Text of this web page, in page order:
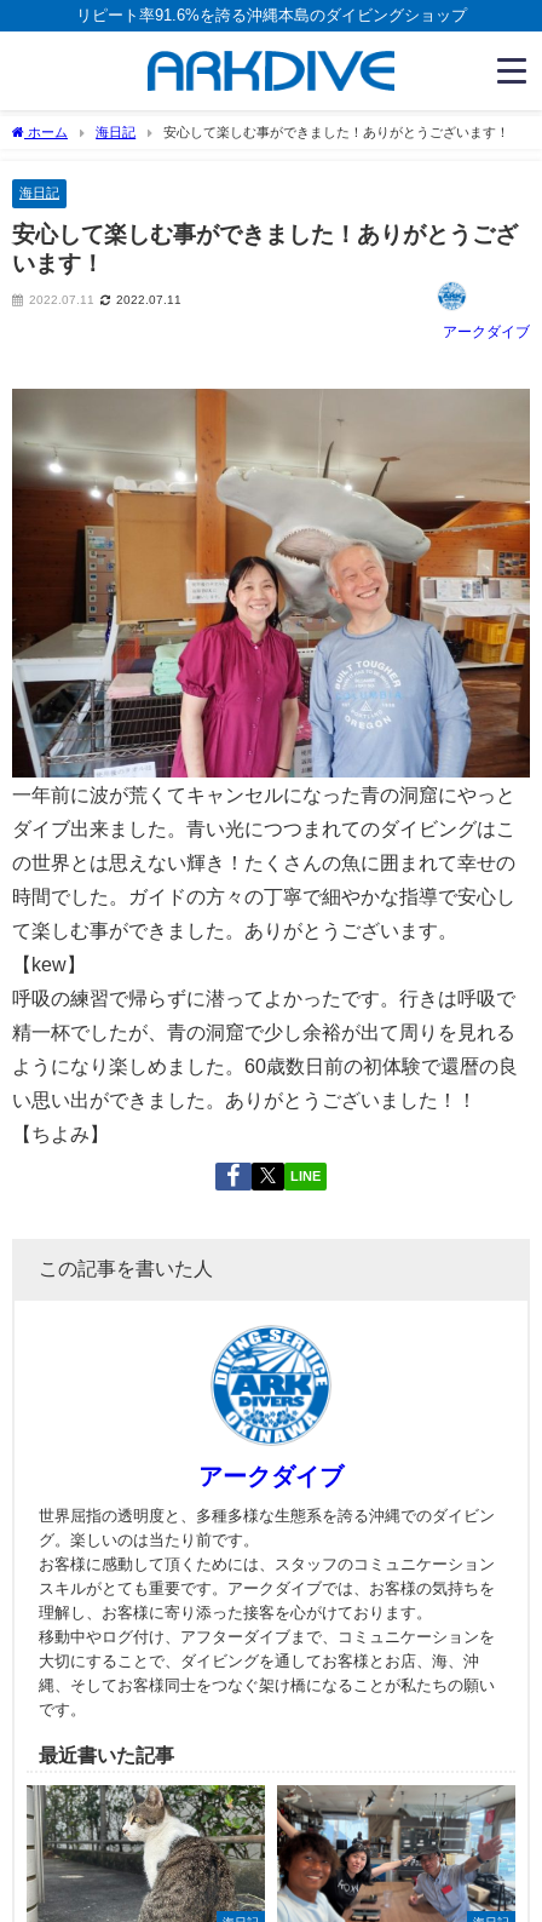
リピート率91.6%を誇る沖縄本島のダイビングショップ
ホーム 海日記 安心して楽しむ事ができました！ありがとうございます！
海日記
安心して楽しむ事ができました！ありがとうござ
います！
2022.07.11 2022.07.11
アークダイブ
一年前に波が荒くてキャンセルになった青の洞窟にやっと
ダイブ出来ました。青い光につつまれてのダイビングはこ
の世界とは思えない輝き！たくさんの魚に囲まれて幸せの
時間でした。ガイドの方々の丁寧で細やかな指導で安心し
て楽しむ事ができました。ありがとうございます。
【kew】
呼吸の練習で帰らずに潜ってよかったです。行きは呼吸で
精一杯でしたが、青の洞窟で少し余裕が出て周りを見れる
ようになり楽しめました。60歳数日前の初体験で還暦の良
い思い出ができました。ありがとうございました！！
【ちよみ】
LINE
この記事を書いた人
アークダイブ
世界屈指の透明度と、多種多様な生態系を誇る沖縄でのダイビン
グ。楽しいのは当たり前です。
お客様に感動して頂くためには、スタッフのコミュニケーション
スキルがとても重要です。アークダイブでは、お客様の気持ちを
理解し、お客様に寄り添った接客を心がけております。
移動中やログ付け、アフターダイブまで、コミュニケーションを
大切にすることで、ダイビングを通してお客様とお店、海、沖
縄、そしてお客様同士をつなぐ架け橋になることが私たちの願い
です。
最近書いた記事